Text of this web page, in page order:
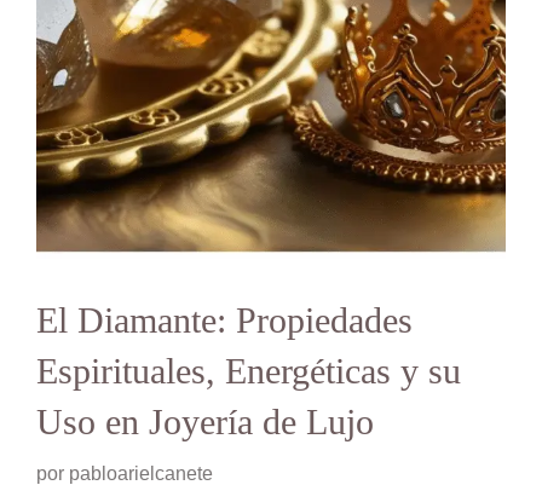
El Diamante: Propiedades
Espirituales, Energéticas y su
Uso en Joyería de Lujo
por pabloarielcanete